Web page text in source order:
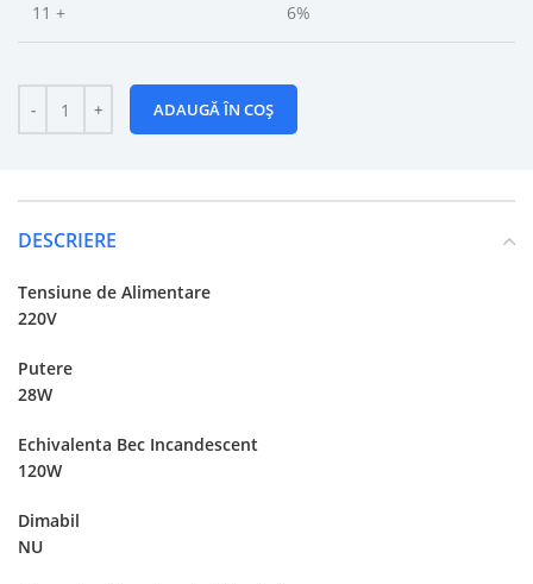
11 + 6%
ADAUGĂ ÎN COȘ
DESCRIERE
Tensiune de Alimentare
220V
Putere
28W
Echivalenta Bec Incandescent
120W
Dimabil
NU